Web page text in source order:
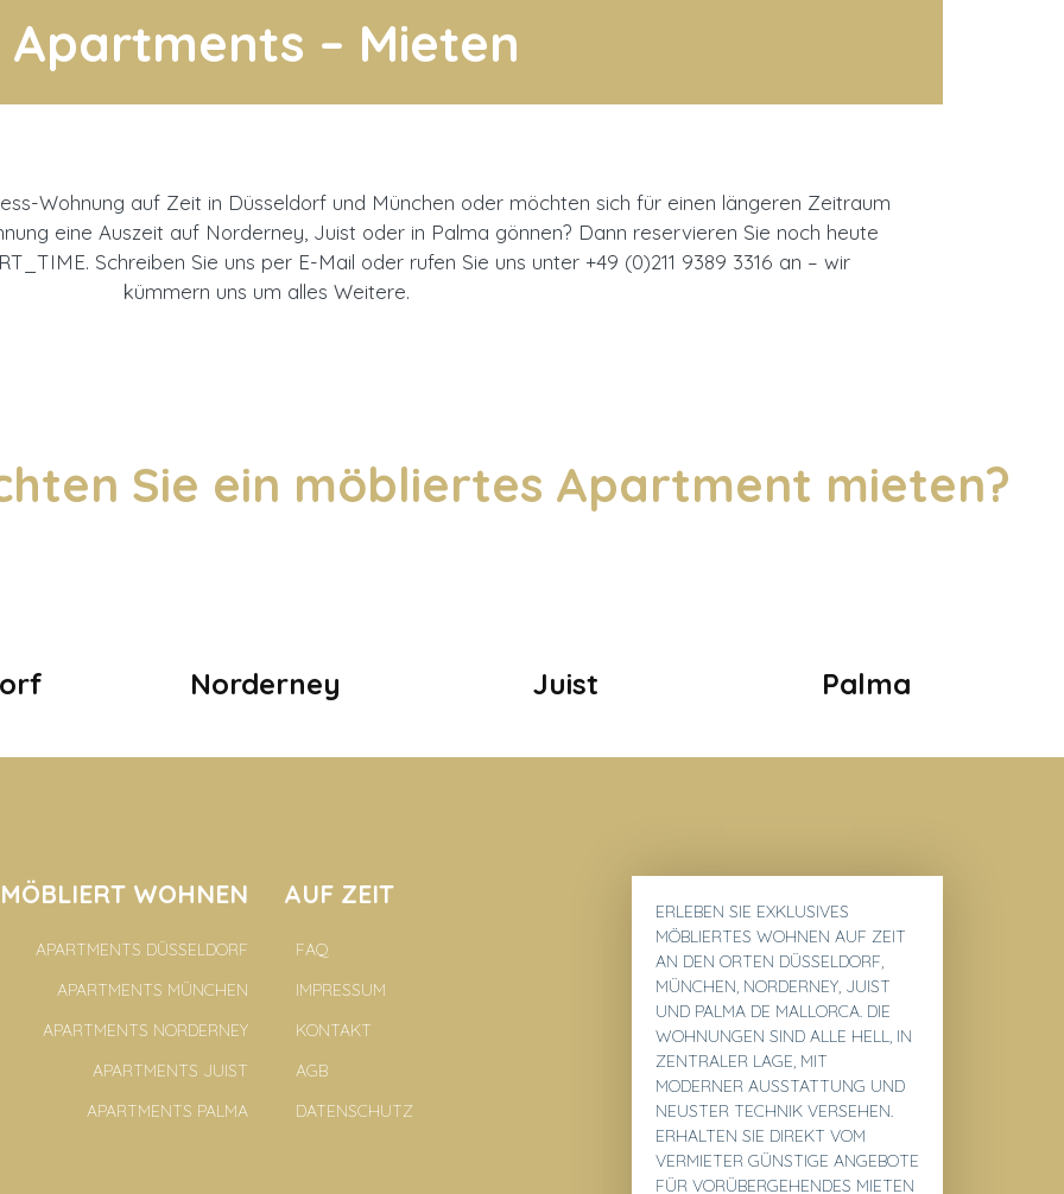
Apartments – Mieten
Wohnung auf Zeit in Düsseldorf und München oder möchten sich für einen längeren Zeitraum
eine Auszeit auf Norderney, Juist oder in Palma gönnen? Dann reservieren Sie noch heute
Schreiben Sie uns per E-Mail oder rufen Sie uns unter +49 (0)211 9389 3316 an – wir
kümmern uns um alles Weitere.
Sie ein möbliertes Apartment mieten?
Norderney Juist Palma
MÖBLIERT WOHNEN
APARTMENTS DÜSSELDORF
APARTMENTS MÜNCHEN
APARTMENTS NORDERNEY
APARTMENTS JUIST
APARTMENTS PALMA
AUF ZEIT
FAQ
IMPRESSUM
KONTAKT
AGB
DATENSCHUTZ
ERLEBEN SIE EXKLUSIVES
MÖBLIERTES WOHNEN AUF ZEIT
AN DEN ORTEN DÜSSELDORF,
MÜNCHEN, NORDERNEY, JUIST
UND PALMA DE MALLORCA. DIE
WOHNUNGEN SIND ALLE HELL, IN
ZENTRALER LAGE, MIT
MODERNER AUSSTATTUNG UND
NEUSTER TECHNIK VERSEHEN.
ERHALTEN SIE DIREKT VOM
VERMIETER GÜNSTIGE ANGEBOTE
FÜR VORÜBERGEHENDES MIETEN